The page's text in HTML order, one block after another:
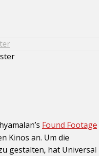
Found Footage
Kinos an. Um die
gestalten, hat Universal